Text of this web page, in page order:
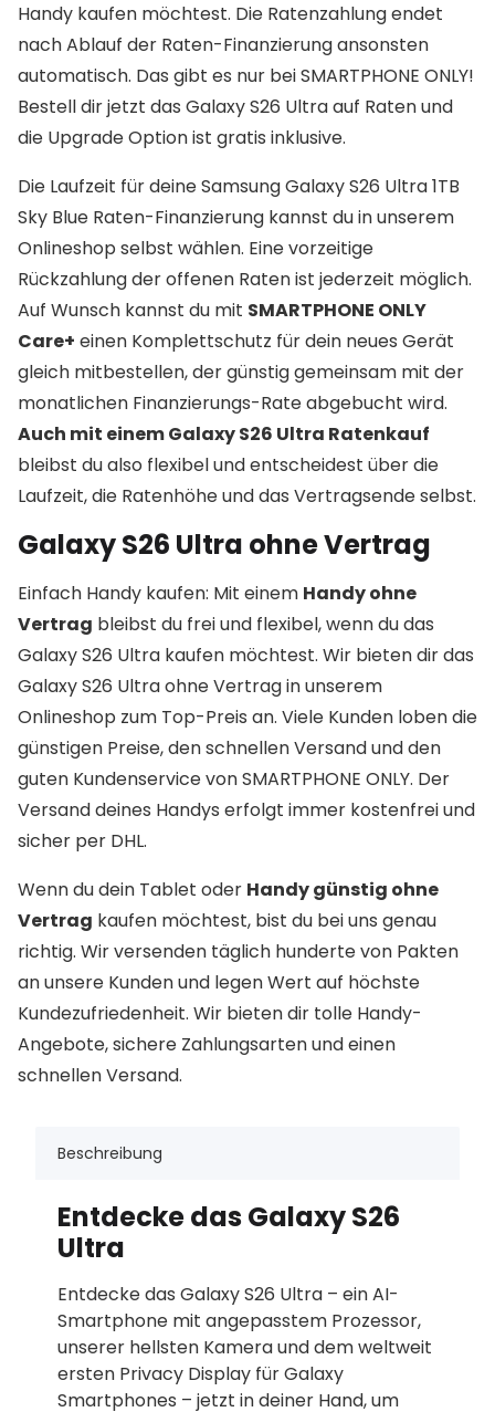
Handy kaufen möchtest. Die Ratenzahlung endet
nach Ablauf der Raten-Finanzierung ansonsten
automatisch. Das gibt es nur bei SMARTPHONE ONLY!
Bestell dir jetzt das Galaxy S26 Ultra auf Raten und
die Upgrade Option ist gratis inklusive.
Die Laufzeit für deine Samsung Galaxy S26 Ultra 1TB
Sky Blue Raten-Finanzierung kannst du in unserem
Onlineshop selbst wählen. Eine vorzeitige
Rückzahlung der offenen Raten ist jederzeit möglich.
Auf Wunsch kannst du mit SMARTPHONE ONLY
Care+ einen Komplettschutz für dein neues Gerät
gleich mitbestellen, der günstig gemeinsam mit der
monatlichen Finanzierungs-Rate abgebucht wird.
Auch mit einem Galaxy S26 Ultra Ratenkauf
bleibst du also flexibel und entscheidest über die
Laufzeit, die Ratenhöhe und das Vertragsende selbst.
Galaxy S26 Ultra ohne Vertrag
Einfach Handy kaufen: Mit einem Handy ohne
Vertrag bleibst du frei und flexibel, wenn du das
Galaxy S26 Ultra kaufen möchtest. Wir bieten dir das
Galaxy S26 Ultra ohne Vertrag in unserem
Onlineshop zum Top-Preis an. Viele Kunden loben die
günstigen Preise, den schnellen Versand und den
guten Kundenservice von SMARTPHONE ONLY. Der
Versand deines Handys erfolgt immer kostenfrei und
sicher per DHL.
Wenn du dein Tablet oder Handy günstig ohne
Vertrag kaufen möchtest, bist du bei uns genau
richtig. Wir versenden täglich hunderte von Pakten
an unsere Kunden und legen Wert auf höchste
Kundezufriedenheit. Wir bieten dir tolle Handy-
Angebote, sichere Zahlungsarten und einen
schnellen Versand.
Beschreibung
Entdecke das Galaxy S26
Ultra
Entdecke das Galaxy S26 Ultra – ein AI-
Smartphone mit angepasstem Prozessor,
unserer hellsten Kamera und dem weltweit
ersten Privacy Display für Galaxy
Smartphones – jetzt in deiner Hand, um